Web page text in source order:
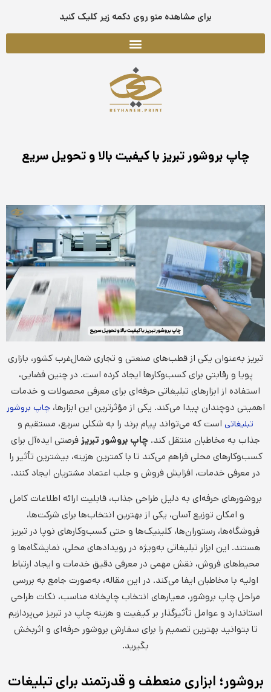
برای مشاهده منو روی دکمه زیر کلیک کنید
چاپ بروشور تبریز با کیفیت بالا و تحویل سریع
تبریز به‌عنوان یکی از قطب‌های صنعتی و تجاری شمال‌غرب کشور، بازاری
پویا و رقابتی برای کسب‌وکارها ایجاد کرده است. در چنین فضایی،
استفاده از ابزارهای تبلیغاتی حرفه‌ای برای معرفی محصولات و خدمات
اهمیتی دوچندان پیدا می‌کند. یکی از مؤثرترین این ابزارها، چاپ بروشور
تبلیغاتی است که می‌تواند پیام برند را به شکلی سریع، مستقیم و
جذاب به مخاطبان منتقل کند. چاپ بروشور تبریزفرصتی ایده‌آل برای
کسب‌وکارهای محلی فراهم می‌کند تا با کمترین هزینه، بیشترین تأثیر را
در معرفی خدمات، افزایش فروش و جلب اعتماد مشتریان ایجاد کنند.
بروشورهای حرفه‌ای به دلیل طراحی جذاب، قابلیت ارائه اطلاعات کامل
و امکان توزیع آسان، یکی از بهترین انتخاب‌ها برای شرکت‌ها،
فروشگاه‌ها، رستوران‌ها، کلینیک‌ها و حتی کسب‌وکارهای نوپا در تبریز
هستند. این ابزار تبلیغاتی به‌ویژه در رویدادهای محلی، نمایشگاه‌ها و
محیط‌های فروش، نقش مهمی در معرفی دقیق خدمات و ایجاد ارتباط
اولیه با مخاطبان ایفا می‌کند. در این مقاله، به‌صورت جامع به بررسی
مراحل چاپ بروشور، معیارهای انتخاب چاپخانه مناسب، نکات طراحی
استاندارد و عوامل تأثیرگذار بر کیفیت و هزینه چاپ در تبریز می‌پردازیم
تا بتوانید بهترین تصمیم را برای سفارش بروشور حرفه‌ای و اثربخش
بگیرید.
بروشور؛ ابزاری منعطف و قدرتمند برای تبلیغات